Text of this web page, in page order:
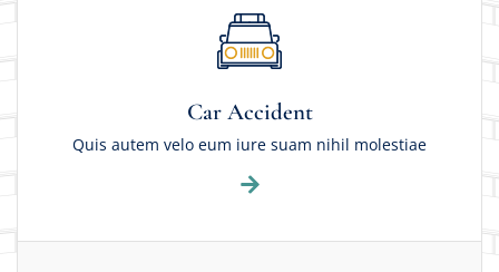
Car Accident
Quis autem velo eum iure suam nihil molestiae